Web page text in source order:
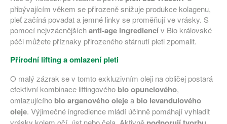
přibývajícím věkem se přirozeně snižuje produkce kolagenu,
pleť začíná povadat a jemné linky se proměňují ve vrásky. S
pomocí nejvzácnějšíchanti-age ingrediencív Bio královské
péči můžete příznaky přirozeného stárnutí pleti zpomalit.
Přírodní lifting a omlazení pleti
O malý zázrak se v tomto exkluzivním oleji na obličej postará
efektivní kombinace liftingového bio opunciového,
omlazujícího bio arganového olejea bio levandulového
oleje. Výjimečné ingredience mládí účinně pomáhají vyhladit